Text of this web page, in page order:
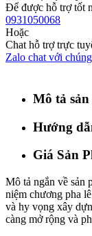
Để được hỗ trợ tốt
0931050068
Hoặc
Chat hỗ trợ trực
Zalo chat với
Mô tả
Hướng
Giá Sản
Mô tả ngắn về sản
niệm chương pha
và hy vọng xây
càng mở rộng và